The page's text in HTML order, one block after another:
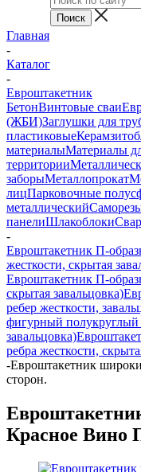
Главная
-
Каталог
-
Евроштакетник
БетонВинтовые сваи
(ЖБИ)Заглушки для
пластиковые
материалыМатериалы
территории
заборыМеталлопрокат
лицПарковочные
металлический
панелиШлакоблоки
-
Евроштакетник П-
жесткости, скрытая
Евроштакетник П-
скрытая завальцовка)
ребер жесткости,
фигурный полукруглый
завальцовка)
ребра жесткости,
-Евроштакетник
сторон.
Красное Вино